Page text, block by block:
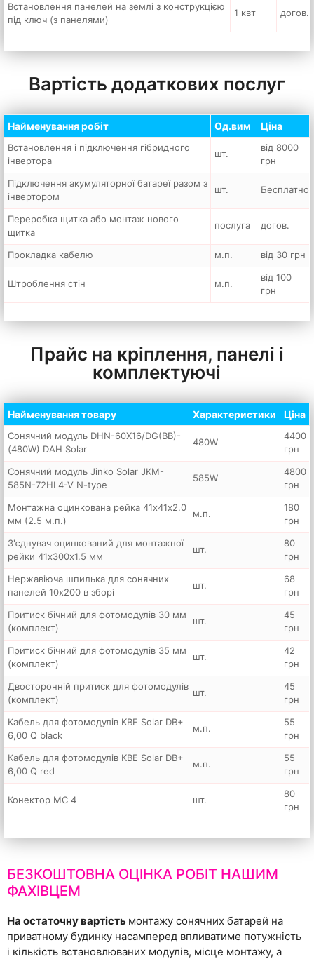
Встановлення панелей на землі з конструкцією
під ключ (з панелями)
1 квт догов.
Вартість додаткових послуг
Найменування робіт Од.вим Ціна
Встановлення і підключення гібридного
інвертора
шт.
від 8000
грн
Підключення акумуляторної батареї разом з
інвертором
шт. Бесплатно
Переробка щитка або монтаж нового
щитка
послуга догов.
Прокладка кабелю м.п. від 30 грн
Штроблення стін м.п.
від 100
грн
Прайс на кріплення, панелі і
комплектуючі
Найменування товару Характеристики Ціна
Сонячний модуль DHN-60X16/DG(BB)-
(480W) DAH Solar
480W
4400
грн
Сонячний модуль Jinko Solar JKM-
585N-72HL4-V N-type
585W
4800
грн
Монтажна оцинкована рейка 41х41х2.0
мм (2.5 м.п.)
м.п.
180
грн
З'єднувач оцинкований для монтажної
рейки 41х300х1.5 мм
шт.
80
грн
Нержавіюча шпилька для сонячних
панелей 10х200 в зборі
шт.
68
грн
Притиск бічний для фотомодулів 30 мм
(комплект)
шт.
45
грн
Притиск бічний для фотомодулів 35 мм
(комплект)
шт.
42
грн
Двосторонній притиск для фотомодулів
(комплект)
шт.
45
грн
Кабель для фотомодулів KBE Solar DB+
6,00 Q black
м.п.
55
грн
Кабель для фотомодулів KBE Solar DB+
6,00 Q red
м.п.
55
грн
Конектор MC 4 шт.
80
грн
БЕЗКОШТОВНА ОЦІНКА РОБІТ НАШИМ
ФАХІВЦЕМ
На остаточну вартість монтажу сонячних батарей на
приватному будинку насамперед впливатиме потужність
і кількість встановлюваних модулів, місце монтажу, а